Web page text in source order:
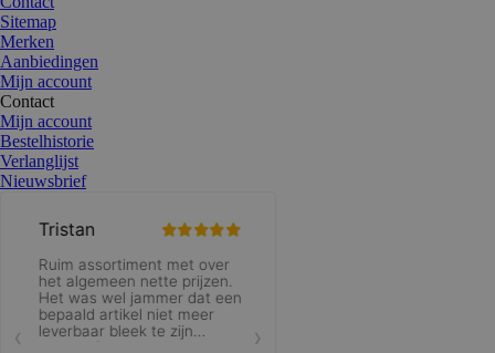
Sitemap
Merken
Aanbiedingen
Mijn account
Contact
Mijn account
Bestelhistorie
Verlanglijst
Nieuwsbrief